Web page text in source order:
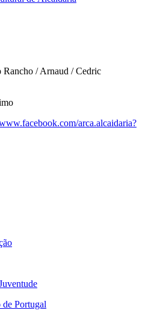
/ Arnaud / Cedric
arca.alcaidaria?
Portugal